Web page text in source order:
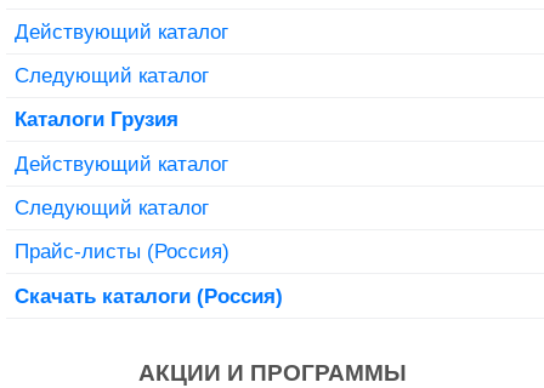
Действующий каталог
Следующий каталог
Каталоги Грузия
Действующий каталог
Следующий каталог
Прайс-листы (Россия)
Скачать каталоги (Россия)
АКЦИИ И ПРОГРАММЫ